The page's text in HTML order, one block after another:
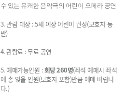
수 있는 유쾌한 음악극의 어린이 오페라 공연
3.관람 대상 : 5세 이상어린이 권장(보호자 동
반)
4.관람료 :무료 공연
5. 예매가능인원 :회당260명(좌석 예매시 좌석
에 총 앉을 인원(보호자 포함)만큼 예매 바랍니
다.)